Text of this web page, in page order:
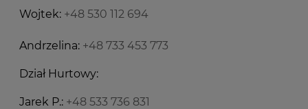
Wojtek: +48 530 112 694
Andrzelina: +48 733 453 773
Dział Hurtowy:
Jarek P.: +48 533 736 831